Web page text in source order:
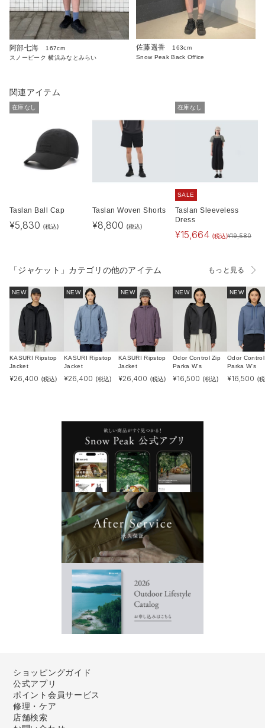
阿部七海
167cm
スノーピーク 横浜みなとみらい
佐藤遥香
163cm
Snow Peak Back Office
関連アイテム
在庫なし
Taslan Ball Cap
¥5,830 (税込)
Taslan Woven Shorts
¥8,800 (税込)
在庫なし
SALE
Taslan Sleeveless
Dress
¥15,664 (税込)¥19,580
「ジャケット」カテゴリの他のアイテム もっと見る
NEW
KASURI Ripstop
Jacket
¥26,400 (税込)
NEW
KASURI Ripstop
Jacket
¥26,400 (税込)
NEW
KASURI Ripstop
Jacket
¥26,400 (税込)
NEW
Odor Control Zip
Parka W's
¥16,500 (税込)
NEW
Odor
Parka W's
¥16,500 (
ショッピングガイド
公式アプリ
ポイント会員サービス
修理・ケア
店舗検索